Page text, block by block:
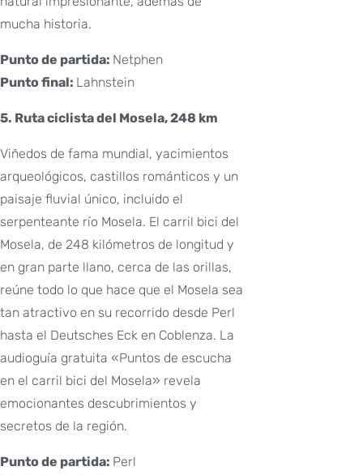
mucha historia.
Punto de partida: Netphen
Punto final: Lahnstein
5. Ruta ciclista del Mosela, 248 km
Viñedos de fama mundial, yacimientos
arqueológicos, castillos románticos y un
paisaje fluvial único, incluido el
serpenteante río Mosela. El carril bici del
Mosela, de 248 kilómetros de longitud y
en gran parte llano, cerca de las orillas,
reúne todo lo que hace que el Mosela sea
tan atractivo en su recorrido desde Perl
hasta el Deutsches Eck en Coblenza. La
audioguía gratuita «Puntos de escucha
en el carril bici del Mosela» revela
emocionantes descubrimientos y
secretos de la región.
Punto de partida: Perl